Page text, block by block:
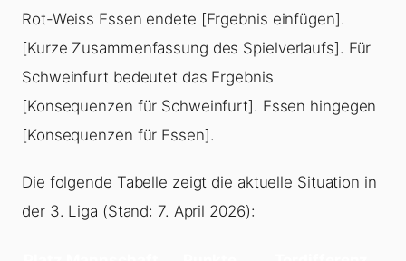
Rot-Weiss Essen endete [Ergebnis einfügen].
[Kurze Zusammenfassung des Spielverlaufs]. Für
Schweinfurt bedeutet das Ergebnis
[Konsequenzen für Schweinfurt]. Essen hingegen
[Konsequenzen für Essen].
Die folgende Tabelle zeigt die aktuelle Situation in
der 3. Liga (Stand: 7. April 2026):